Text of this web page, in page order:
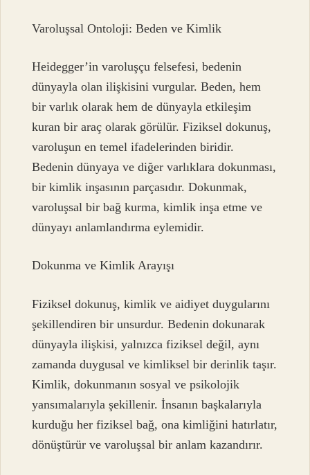
Varoluşsal Ontoloji: Beden ve Kimlik
Heidegger’in varoluşçu felsefesi, bedenin
dünyayla olan ilişkisini vurgular. Beden, hem
bir varlık olarak hem de dünyayla etkileşim
kuran bir araç olarak görülür. Fiziksel dokunuş,
varoluşun en temel ifadelerinden biridir.
Bedenin dünyaya ve diğer varlıklara dokunması,
bir kimlik inşasının parçasıdır. Dokunmak,
varoluşsal bir bağ kurma, kimlik inşa etme ve
dünyayı anlamlandırma eylemidir.
Dokunma ve Kimlik Arayışı
Fiziksel dokunuş, kimlik ve aidiyet duygularını
şekillendiren bir unsurdur. Bedenin dokunarak
dünyayla ilişkisi, yalnızca fiziksel değil, aynı
zamanda duygusal ve kimliksel bir derinlik taşır.
Kimlik, dokunmanın sosyal ve psikolojik
yansımalarıyla şekillenir. İnsanın başkalarıyla
kurduğu her fiziksel bağ, ona kimliğini hatırlatır,
dönüştürür ve varoluşsal bir anlam kazandırır.